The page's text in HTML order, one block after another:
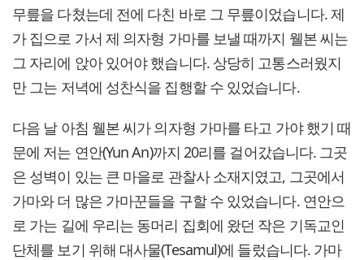
무릎을 다쳤는데 전에 다친 바로 그 무릎이었습니다. 제
가 집으로 가서 제 의자형 가마를 보낼 때까지 웰본 씨는
그 자리에 앉아 있어야 했습니다. 상당히 고통스러웠지
만 그는 저녁에 성찬식을 집행할 수 있었습니다.
다음 날 아침 웰본 씨가 의자형 가마를 타고 가야 했기 때
문에 저는 연안(Yun An)까지 20리를 걸어갔습니다. 그곳
은 성벽이 있는 큰 마을로 관찰사 소재지였고, 그곳에서
가마와 더 많은 가마꾼들을 구할 수 있었습니다. 연안으
로 가는 길에 우리는 동머리 집회에 왔던 작은 기독교인
단체를 보기 위해 대사물(Tesamul)에 들렀습니다. 가마